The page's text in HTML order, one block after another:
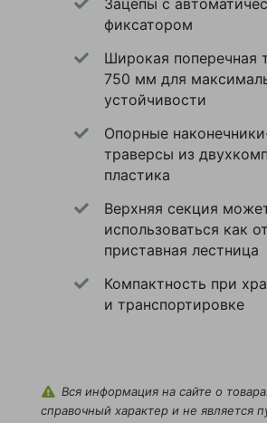
Зацепы с
фиксатором
Широкая поперечная
750 мм для
устойчивости
Опорные
траверсы из
пластика
Верхняя секция
использоваться как
приставная лестница
Компактность при
и транспортировке
3
Двустороннее
Есть
Нет
Вся информация на сайте о
справочный характер и не является